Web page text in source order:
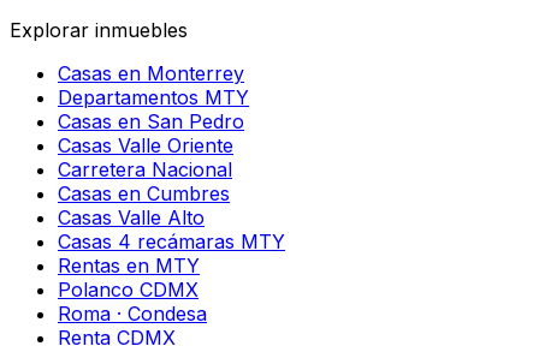
Explorar inmuebles
Casas en Monterrey
Departamentos MTY
Casas en San Pedro
Casas Valle Oriente
Carretera Nacional
Casas en Cumbres
Casas Valle Alto
Casas 4 recámaras MTY
Rentas en MTY
Polanco CDMX
Roma · Condesa
Renta CDMX